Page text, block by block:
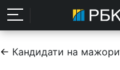
← Кандидати на